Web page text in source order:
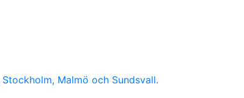
Malmö och Sundsvall.